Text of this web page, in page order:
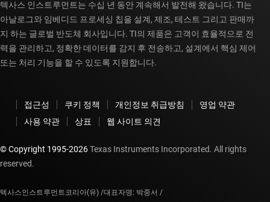
텍사스 인스트루먼트는 수십 년 동안 계속해서 발전해 왔습니다. TI는
아날로그와 임베디드 프로세싱 칩을 설계, 제조, 테스트 그리고 판매까
지 하는 글로벌 반도체 회사입니다. TI의 제품은 고객이 효율적으로 전
력을 관리하고, 정확한 데이터를 감지 후 전송하고, 설계에서 핵심 제어
또는 처리 기능을 할 수 있도록 지원합니다.
접근성 쿠키 정책 개인정보 취급방침
영업 약관
사용 약관
상표 웹 사이트 의견
© Copyright 1995-2026Texas Instruments Incorporated. All rights
reserved.
텍사스인스트루먼트코리아(유) /대표자명: 박중서 /